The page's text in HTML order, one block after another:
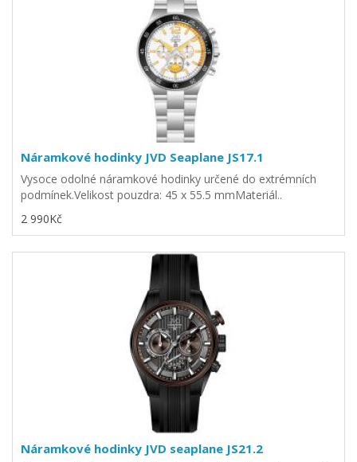
Náramkové hodinky JVD Seaplane JS17.1
Vysoce odolné náramkové hodinky určené do extrémních
podmínek.Velikost pouzdra: 45 x 55.5 mmMateriál..
2 990Kč
Náramkové hodinky JVD seaplane JS21.2